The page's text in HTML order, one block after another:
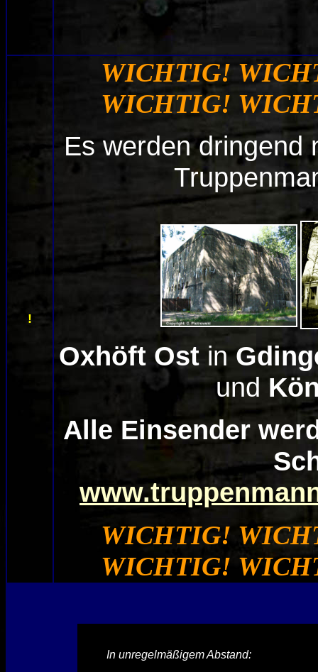
!
WICHTIG!
WICHTIG!
Es werden dringend
Oxhöft Ost in
und
Alle Einsender
WICHTIG!
WICHTIG!
In unregelmäßigem Abstand: